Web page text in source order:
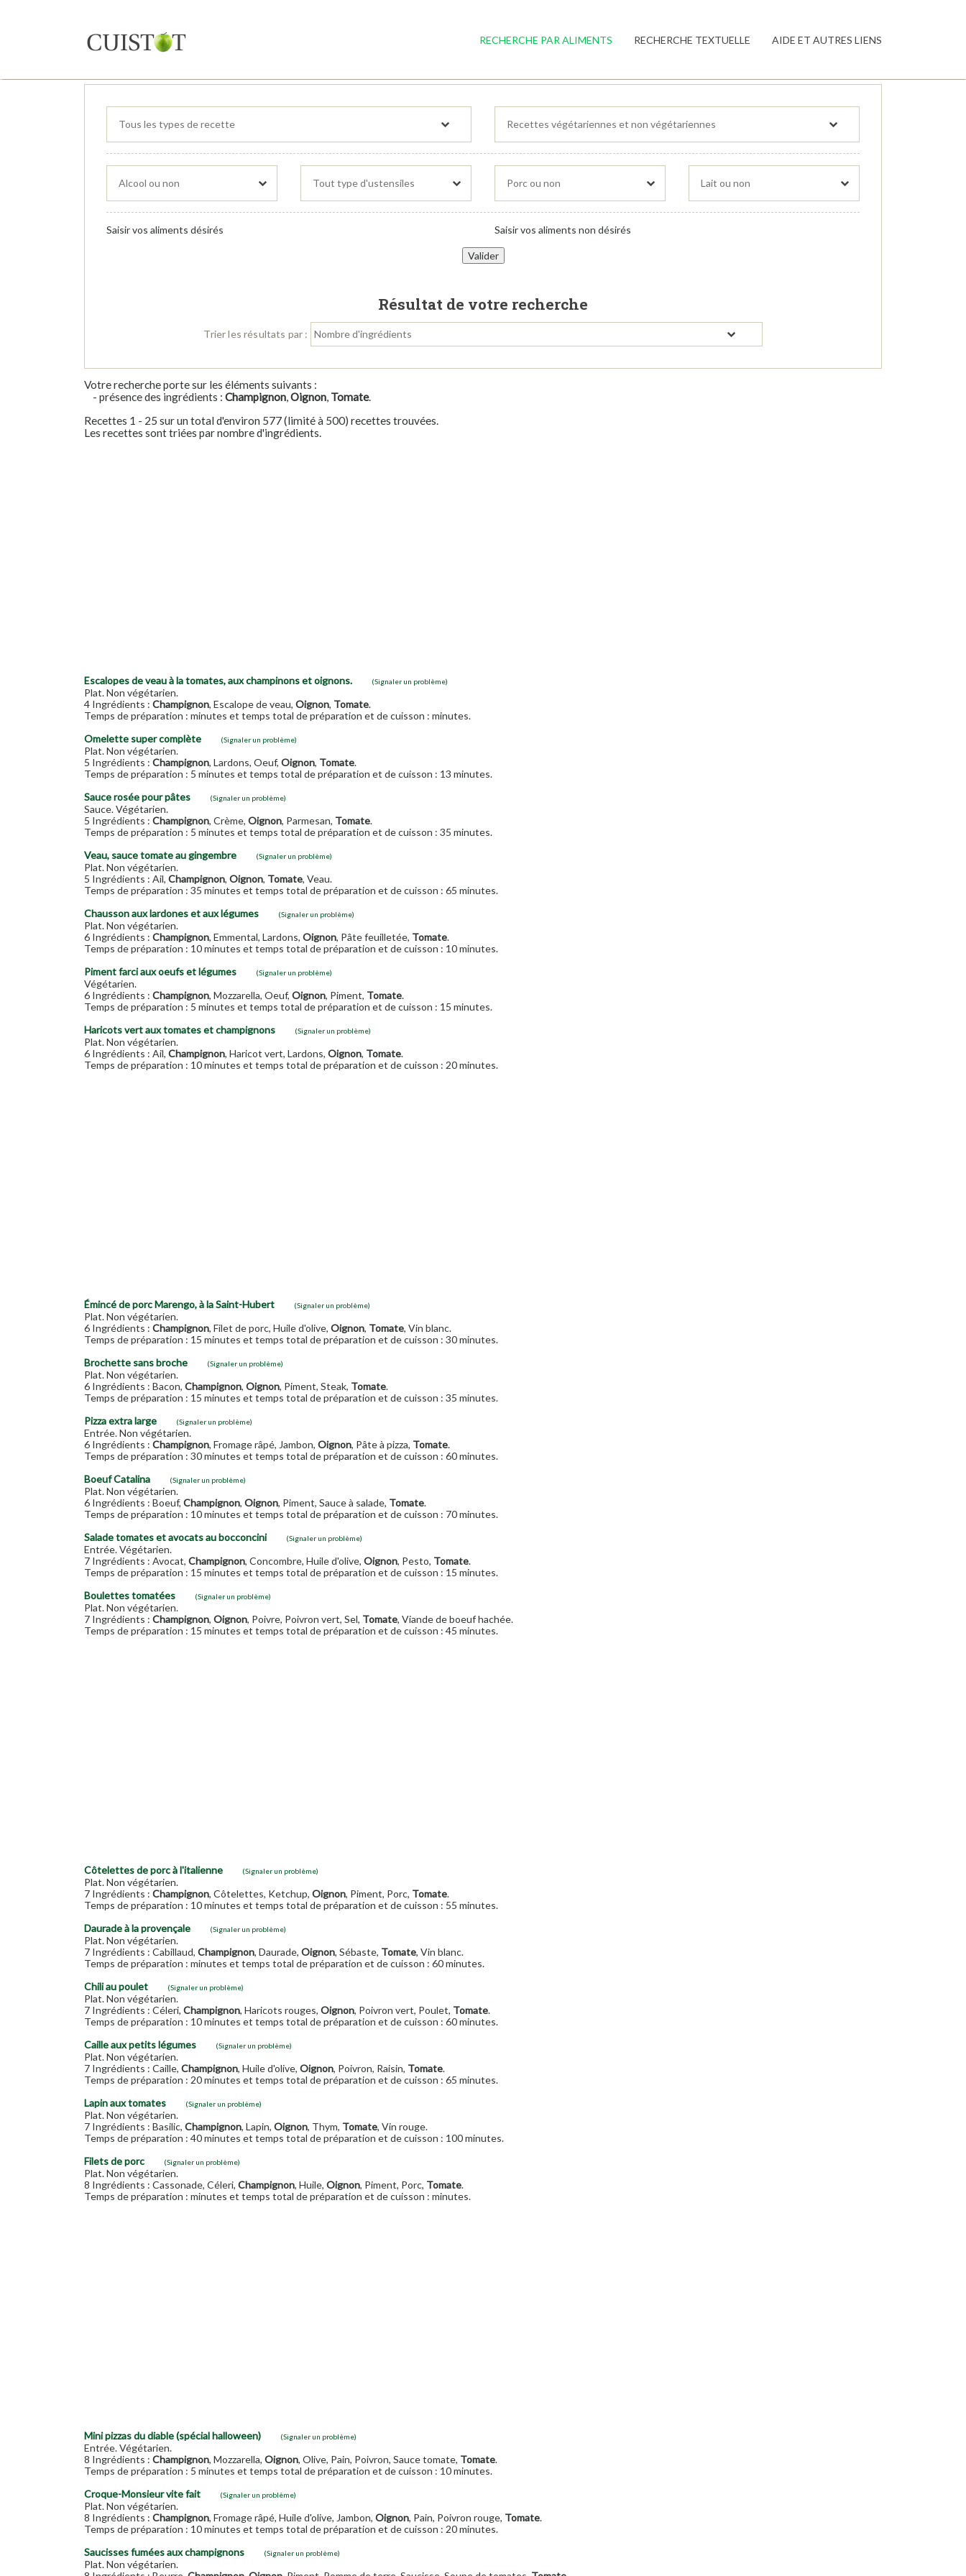
RECHERCHE PAR ALIMENTS RECHERCHE TEXTUELLE AIDE ET AUTRES LIENS
Saisir vos aliments désirés Saisir vos aliments non désirés
Résultat de votre recherche
Trier les résultats par :
Votre recherche porte sur les éléments suivants :
- présence des ingrédients : Champignon,Oignon, Tomate.
Recettes 1 - 25 sur un total d'environ 577 (limité à 500) recettes trouvées.
Les recettes sont triées par nombre d'ingrédients.
Escalopes de veau à la tomates, aux champinons et oignons. (Signaler un problème)
Plat. Non végétarien.
4 Ingrédients : Champignon, Escalope de veau, Oignon, Tomate.
Temps de préparation : minutes et temps total de préparation et de cuisson : minutes.
Omelette super complète
(Signaler un problème)
Plat. Non végétarien.
5 Ingrédients : Champignon, Lardons, Oeuf, Oignon, Tomate.
Temps de préparation : 5 minutes et temps total de préparation et de cuisson : 13 minutes.
Sauce rosée pour pâtes
(Signaler un problème)
Sauce. Végétarien.
5 Ingrédients : Champignon, Crème, Oignon, Parmesan, Tomate.
Temps de préparation : 5 minutes et temps total de préparation et de cuisson : 35 minutes.
Veau, sauce tomate au gingembre
(Signaler un problème)
Plat. Non végétarien.
5 Ingrédients : Ail, Champignon, Oignon, Tomate, Veau.
Temps de préparation : 35 minutes et temps total de préparation et de cuisson : 65 minutes.
Chausson aux lardones et aux légumes
(Signaler un problème)
Plat. Non végétarien.
6 Ingrédients : Champignon, Emmental, Lardons, Oignon, Pâte feuilletée, Tomate.
Temps de préparation : 10 minutes et temps total de préparation et de cuisson : 10 minutes.
Piment farci aux oeufs et légumes
(Signaler un problème)
Végétarien.
6 Ingrédients : Champignon, Mozzarella, Oeuf, Oignon, Piment, Tomate.
Temps de préparation : 5 minutes et temps total de préparation et de cuisson : 15 minutes.
Haricots vert aux tomates et champignons
(Signaler un problème)
Plat. Non végétarien.
6 Ingrédients : Ail, Champignon, Haricot vert, Lardons, Oignon, Tomate.
Temps de préparation : 10 minutes et temps total de préparation et de cuisson : 20 minutes.
Émincé de porc Marengo, à la Saint-Hubert (Signaler un problème)
Plat. Non végétarien.
6 Ingrédients : Champignon, Filet de porc, Huile d'olive, Oignon, Tomate, Vin blanc.
Temps de préparation : 15 minutes et temps total de préparation et de cuisson : 30 minutes.
Brochette sans broche
(Signaler un problème)
Plat. Non végétarien.
6 Ingrédients : Bacon, Champignon, Oignon, Piment, Steak, Tomate.
Temps de préparation : 15 minutes et temps total de préparation et de cuisson : 35 minutes.
Pizza extra large
(Signaler un problème)
Entrée. Non végétarien.
6 Ingrédients : Champignon, Fromage râpé, Jambon, Oignon, Pâte à pizza, Tomate.
Temps de préparation : 30 minutes et temps total de préparation et de cuisson : 60 minutes.
Boeuf Catalina
(Signaler un problème)
Plat. Non végétarien.
6 Ingrédients : Boeuf, Champignon, Oignon, Piment, Sauce à salade, Tomate.
Temps de préparation : 10 minutes et temps total de préparation et de cuisson : 70 minutes.
Salade tomates et avocats au bocconcini
(Signaler un problème)
Entrée. Végétarien.
7 Ingrédients : Avocat, Champignon, Concombre, Huile d'olive, Oignon, Pesto, Tomate.
Temps de préparation : 15 minutes et temps total de préparation et de cuisson : 15 minutes.
Boulettes tomatées
(Signaler un problème)
Plat. Non végétarien.
7 Ingrédients : Champignon, Oignon, Poivre, Poivron vert, Sel, Tomate, Viande de boeuf hachée.
Temps de préparation : 15 minutes et temps total de préparation et de cuisson : 45 minutes.
Côtelettes de porc à l'italienne (Signaler un problème)
Plat. Non végétarien.
7 Ingrédients : Champignon, Côtelettes, Ketchup, Oignon, Piment, Porc, Tomate.
Temps de préparation : 10 minutes et temps total de préparation et de cuisson : 55 minutes.
Daurade à la provençale
(Signaler un problème)
Plat. Non végétarien.
7 Ingrédients : Cabillaud, Champignon, Daurade, Oignon, Sébaste, Tomate, Vin blanc.
Temps de préparation : minutes et temps total de préparation et de cuisson : 60 minutes.
Chili au poulet
(Signaler un problème)
Plat. Non végétarien.
7 Ingrédients : Céleri, Champignon, Haricots rouges, Oignon, Poivron vert, Poulet, Tomate.
Temps de préparation : 10 minutes et temps total de préparation et de cuisson : 60 minutes.
Caille aux petits légumes
(Signaler un problème)
Plat. Non végétarien.
7 Ingrédients : Caille, Champignon, Huile d'olive, Oignon, Poivron, Raisin, Tomate.
Temps de préparation : 20 minutes et temps total de préparation et de cuisson : 65 minutes.
Lapin aux tomates
(Signaler un problème)
Plat. Non végétarien.
7 Ingrédients : Basilic, Champignon, Lapin, Oignon, Thym, Tomate, Vin rouge.
Temps de préparation : 40 minutes et temps total de préparation et de cuisson : 100 minutes.
Filets de porc
(Signaler un problème)
Plat. Non végétarien.
8 Ingrédients : Cassonade, Céleri, Champignon, Huile, Oignon, Piment, Porc, Tomate.
Temps de préparation : minutes et temps total de préparation et de cuisson : minutes.
Mini pizzas du diable (spécial halloween) (Signaler un problème)
Entrée. Végétarien.
8 Ingrédients : Champignon, Mozzarella, Oignon, Olive, Pain, Poivron, Sauce tomate, Tomate.
Temps de préparation : 5 minutes et temps total de préparation et de cuisson : 10 minutes.
Croque-Monsieur vite fait
(Signaler un problème)
Plat. Non végétarien.
8 Ingrédients : Champignon, Fromage râpé, Huile d'olive, Jambon, Oignon, Pain, Poivron rouge, Tomate.
Temps de préparation : 10 minutes et temps total de préparation et de cuisson : 20 minutes.
Saucisses fumées aux champignons
(Signaler un problème)
Plat. Non végétarien.